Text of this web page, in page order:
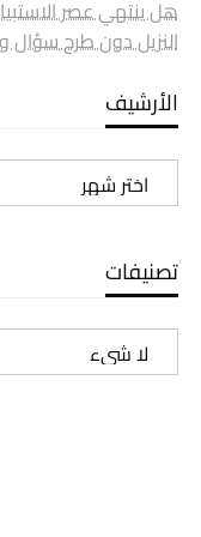
هل ينتهي عصر
النزيل دون طرح سؤال
الأرشيف
الأرشيف
تصنيفات
تصنيفات